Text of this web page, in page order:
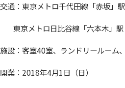
交通：東京メトロ千代田線「赤坂」
東京メトロ日比谷線「六本木」駅
施設：客室40室、ランドリールーム
開業：2018年4月1日（日）